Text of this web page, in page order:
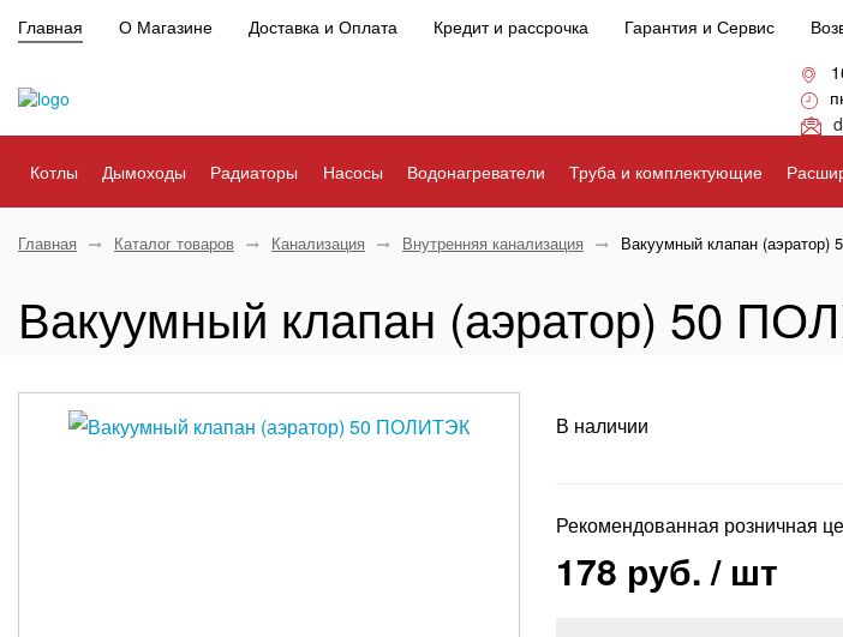
Главная О Магазине Доставка и Оплата Кредит и рассрочка Гарантия и Сервис
Котлы Дымоходы Радиаторы Насосы Водонагреватели Труба и комплектующие
Главная Каталог товаров Канализация Внутренняя канализация Вакуумный клапан
Вакуумный клапан (аэратор) 50
В наличии
Рекомендованная розничная
178 руб./ шт